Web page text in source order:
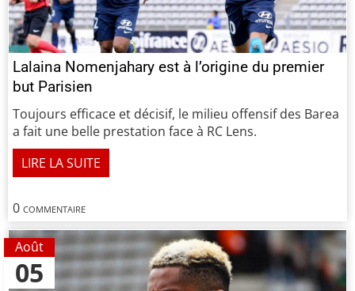
Lalaina Nomenjahary est à l’origine du premier
but Parisien
0 commentaire
Toujours efficace et décisif, le milieu offensif des Barea
a fait une belle prestation face à RC Lens.
LIRE LA SUITE
05
Août